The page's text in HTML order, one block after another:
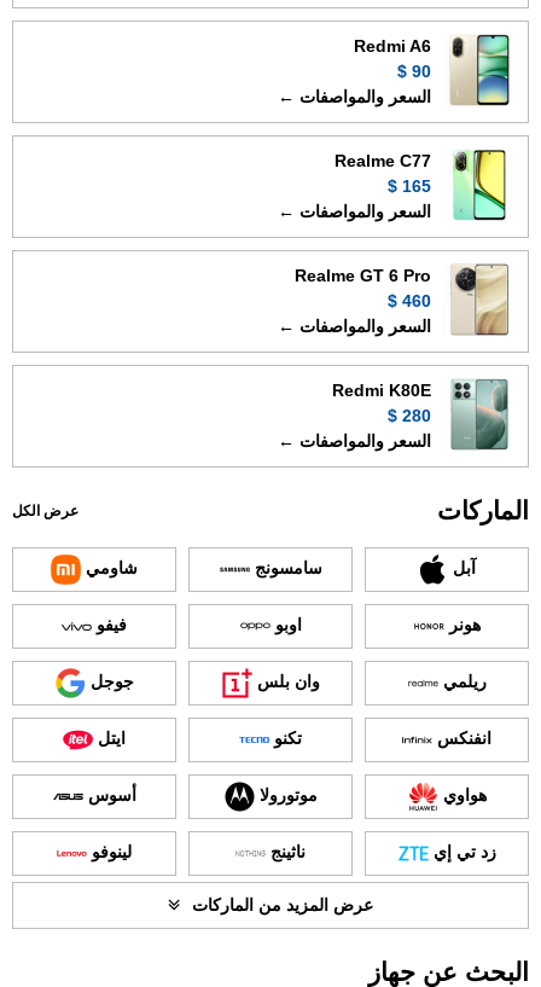
Redmi A6
90 $
السعر والمواصفات ←
Realme C77
165 $
السعر والمواصفات ←
Realme GT 6 Pro
460 $
السعر والمواصفات ←
Redmi K80E
280 $
السعر والمواصفات ←
الماركات عرض الكل
آبل سامسونج شاومي
هونر اوبو فيفو
ريلمي وان بلس جوجل
انفنكس تكنو ايتل
هواوي موتورولا أسوس
زد تي إي ناثينج لينوفو
عرض المزيد من الماركات
البحث عن جهاز